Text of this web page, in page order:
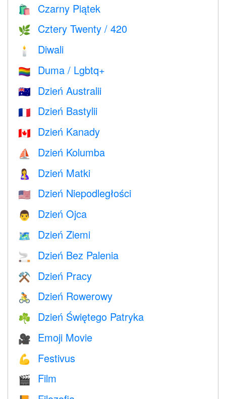
🛍 Czarny Piątek
🌿 Cztery Twenty / 420
🕯 Diwali
🏳️‍🌈 Duma / Lgbtq+
🇦🇺 Dzień Australii
🇫🇷 Dzień Bastylii
🇨🇦 Dzień Kanady
⛵️ Dzień Kolumba
🤱 Dzień Matki
🇺🇸 Dzień Niepodległości
👨 Dzień Ojca
🗺️ Dzień Ziemi
🚬 Dzień Bez Palenia
⚒️ Dzień Pracy
🚴 Dzień Rowerowy
☘️ Dzień Świętego Patryka
🎥 Emoji Movie
💪 Festivus
🎬 Film